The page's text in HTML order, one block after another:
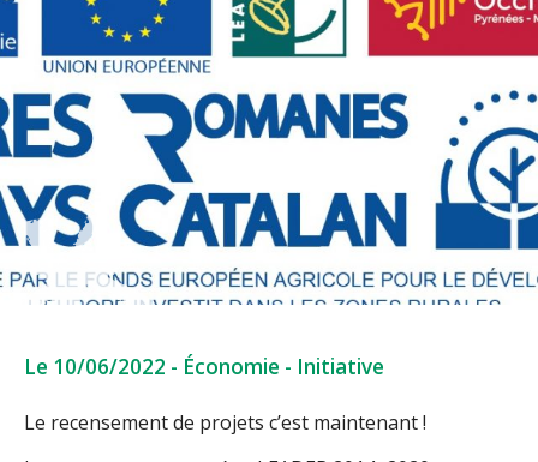
Le 10/06/2022 - Économie - Initiative
Le recensement de projets c’est maintenant !